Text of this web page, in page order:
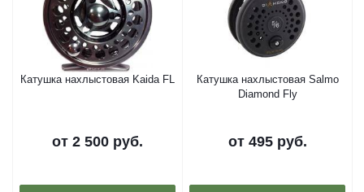
Катушка нахлыстовая Kaida FL
от 2 500 руб.
Катушка нахлыстовая Salmo
Diamond Fly
от 495 руб.